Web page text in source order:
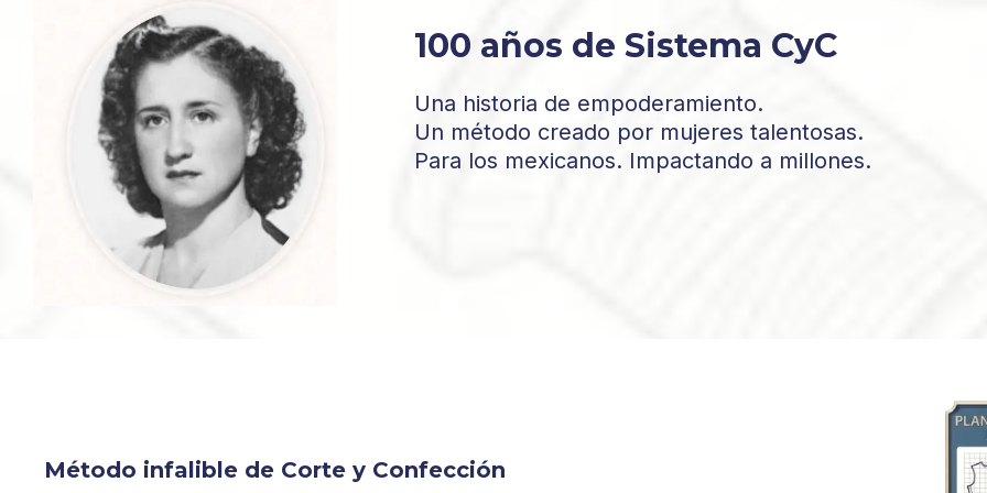
100 años de Sistema CyC
Una historia de empoderamiento.
Un método creado por mujeres talentosas.
Para los mexicanos. Impactando a millones.
Método infalible de Corte y Confección